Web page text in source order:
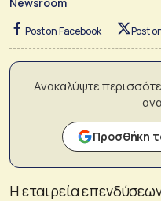
Post on Facebook Post
Ανακαλύψτε
Προσθήκη
Η εταιρεία